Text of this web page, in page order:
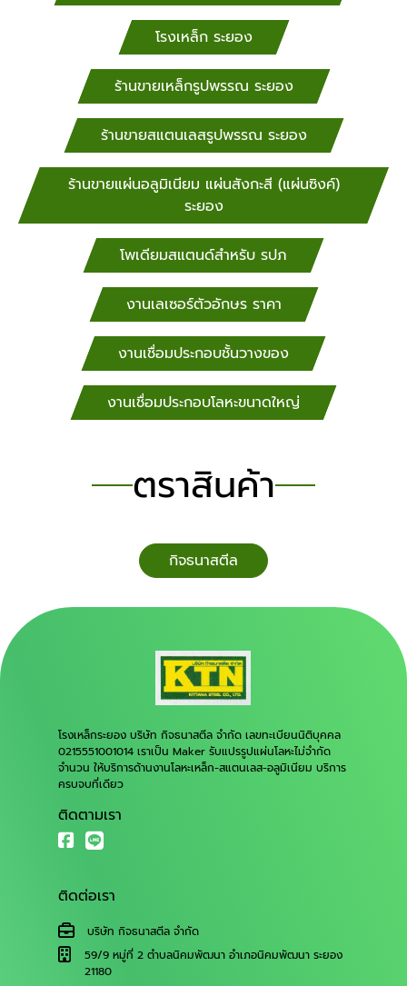
โรงเหล็ก ระยอง
ร้านขายเหล็กรูปพรรณ ระยอง
ร้านขายสแตนเลสรูปพรรณ ระยอง
ร้านขายแผ่นอลูมิเนียม แผ่นสังกะสี (แผ่นซิงค์)
ระยอง
โพเดียมสแตนด์สำหรับ​ รปภ
งานเลเซอร์ตัวอักษร ราคา
งานเชื่อมประกอบชั้นวางของ
งานเชื่อมประกอบโลหะขนาดใหญ่
ตราสินค้า
กิจธนาสตีล
โรงเหล็กระยอง บริษัท กิจธนาสตีล จำกัด เลขทะเบียนนิติบุคคล
0215551001014 เราเป็น Maker รับแปรรูปแผ่นโลหะไม่จำกัด
จำนวน ให้บริการด้านงานโลหะเหล็ก-สแตนเลส-อลูมิเนียม บริการ
ครบจบที่เดียว
ติดตามเรา
ติดต่อเรา
บริษัท กิจธนาสตีล จำกัด
59/9 หมู่ที่ 2 ตำบลนิคมพัฒนา อำเภอนิคมพัฒนา ระยอง
21180